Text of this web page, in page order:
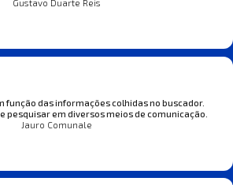
Gustavo Duarte Reis
função das informações colhidas no buscador.
pesquisar em diversos meios de comunicação.
Jauro Comunale